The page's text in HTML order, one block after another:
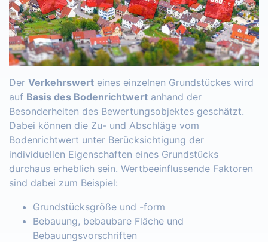
Der Verkehrswert eines einzelnen Grundstückes wird
auf Basis des Bodenrichtwert anhand der
Besonderheiten des Bewertungsobjektes geschätzt.
Dabei können die Zu- und Abschläge vom
Bodenrichtwert unter Berücksichtigung der
individuellen Eigenschaften eines Grundstücks
durchaus erheblich sein. Wertbeeinflussende Faktoren
sind dabei zum Beispiel:
Grundstücksgröße und -form
Bebauung, bebaubare Fläche und
Bebauungsvorschriften